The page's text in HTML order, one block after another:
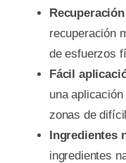
recuperación
de esfuerzos
Fácil
una
zonas de
Ingredientes
ingredientes